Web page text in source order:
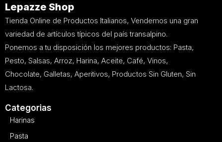
Lepazze Shop
Tienda Online de Productos Italianos, Vendemos una gran
variedad de artículos típicos del país transalpino.
Ponemos a tu disposición los mejores productos: Pasta,
Pesto, Salsas, Arroz, Harina, Aceite, Café, Vinos,
Chocolate, Galletas, Aperitivos, Productos Sin Gluten, Sin
Lactosa.
Categorias
Harinas
Pasta